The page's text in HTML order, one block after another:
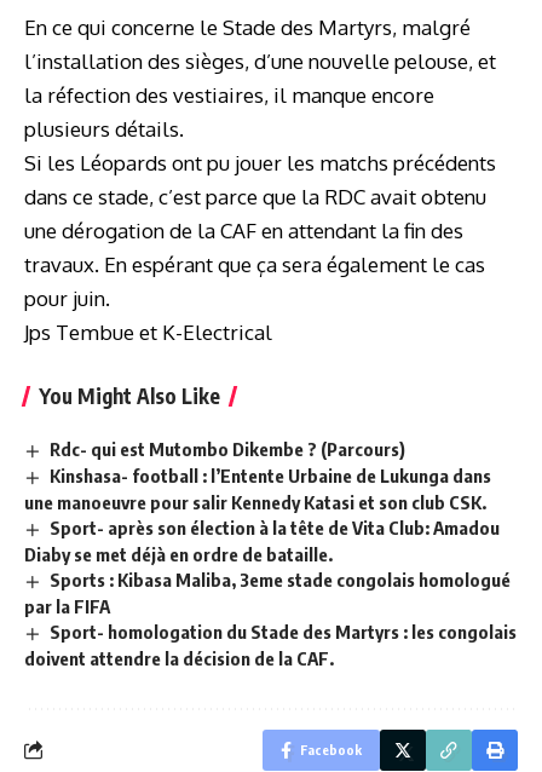
En ce qui concerne le Stade des Martyrs, malgré
l’installation des sièges, d’une nouvelle pelouse, et
la réfection des vestiaires, il manque encore
plusieurs détails.
Si les Léopards ont pu jouer les matchs précédents
dans ce stade, c’est parce que la RDC avait obtenu
une dérogation de la CAF en attendant la fin des
travaux. En espérant que ça sera également le cas
pour juin.
Jps Tembue et K-Electrical
You Might Also Like
Rdc- qui est Mutombo Dikembe ? (Parcours)
Kinshasa- football : l’Entente Urbaine de Lukunga dans
une manoeuvre pour salir Kennedy Katasi et son club CSK.
Sport- après son élection à la tête de Vita Club: Amadou
Diaby se met déjà en ordre de bataille.
Sports : Kibasa Maliba, 3eme stade congolais homologué
par la FIFA
Sport- homologation du Stade des Martyrs : les congolais
doivent attendre la décision de la CAF.
Facebook